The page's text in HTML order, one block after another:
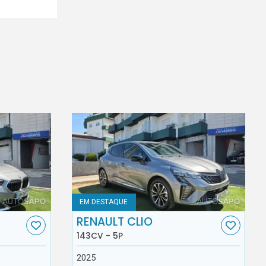
EM DESTAQUE
RENAULT CLIO
143CV - 5P
2025